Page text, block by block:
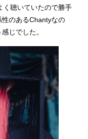
く聴いていたので勝手
のあるChantyなの
じでした。